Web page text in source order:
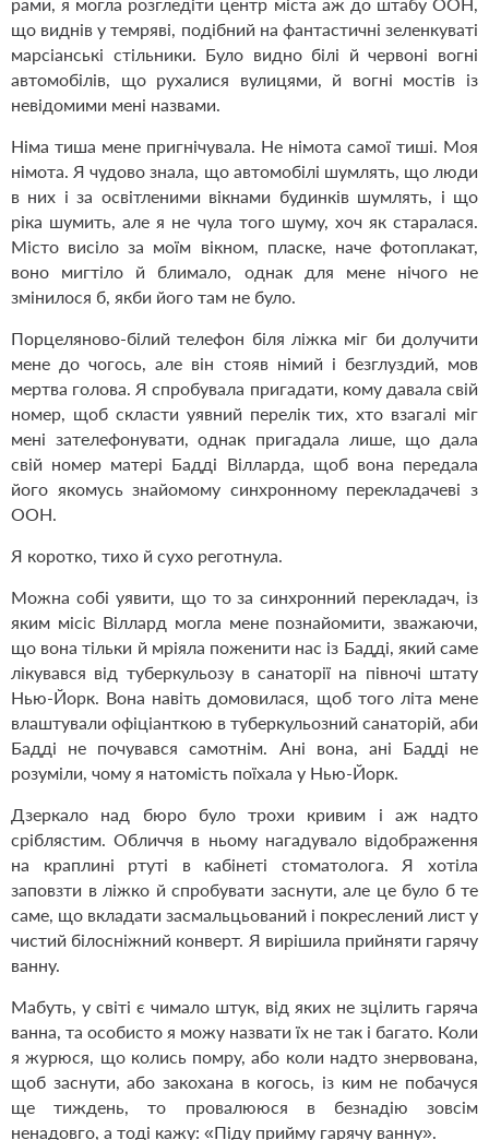
рами, я могла розгледіти центр міста аж до штабу ООН,
що виднів у темряві, подібний на фантастичні зеленкуваті
марсіанські стільники. Було видно білі й червоні вогні
автомобілів, що рухалися вулицями, й вогні мостів із
невідомими мені назвами.
Німа тиша мене пригнічувала. Не німота самої тиші. Моя
німота. Я чудово знала, що автомобілі шумлять, що люди
в них і за освітленими вікнами будинків шумлять, і що
ріка шумить, але я не чула того шуму, хоч як старалася.
Місто висіло за моїм вікном, пласке, наче фотоплакат,
воно мигтіло й блимало, однак для мене нічого не
змінилося б, якби його там не було.
Порцеляново-білий телефон біля ліжка міг би долучити
мене до чогось, але він стояв німий і безглуздий, мов
мертва голова. Я спробувала пригадати, кому давала свій
номер, щоб скласти уявний перелік тих, хто взагалі міг
мені зателефонувати, однак пригадала лише, що дала
свій номер матері Бадді Вілларда, щоб вона передала
його якомусь знайомому синхронному перекладачеві з
ООН.
Я коротко, тихо й сухо реготнула.
Можна собі уявити, що то за синхронний перекладач, із
яким місіс Віллард могла мене познайомити, зважаючи,
що вона тільки й мріяла поженити нас із Бадді, який саме
лікувався від туберкульозу в санаторії на півночі штату
Нью-Йорк. Вона навіть домовилася, щоб того літа мене
влаштували офіціанткою в туберкульозний санаторій, аби
Бадді не почувався самотнім. Ані вона, ані Бадді не
розуміли, чому я натомість поїхала у Нью-Йорк.
Дзеркало над бюро було трохи кривим і аж надто
сріблястим. Обличчя в ньому нагадувало відображення
на краплині ртуті в кабінеті стоматолога. Я хотіла
заповзти в ліжко й спробувати заснути, але це було б те
саме, що вкладати засмальцьований і покреслений лист у
чистий білосніжний конверт. Я вирішила прийняти гарячу
ванну.
Мабуть, у світі є чимало штук, від яких не зцілить гаряча
ванна, та особисто я можу назвати їх не так і багато. Коли
я журюся, що колись помру, або коли надто знервована,
щоб заснути, або закохана в когось, із ким не побачуся
ще тиждень, то провалююся в безнадію зовсім
ненадовго, а тоді кажу: «Піду прийму гарячу ванну».